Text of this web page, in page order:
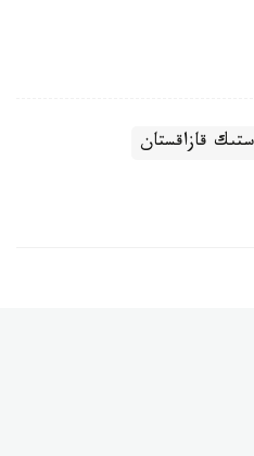
قازاقستان